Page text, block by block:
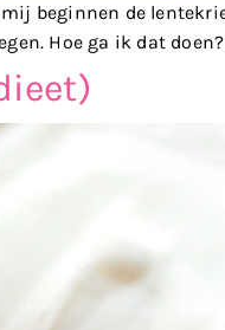
beginnen de
Hoe ga ik dat